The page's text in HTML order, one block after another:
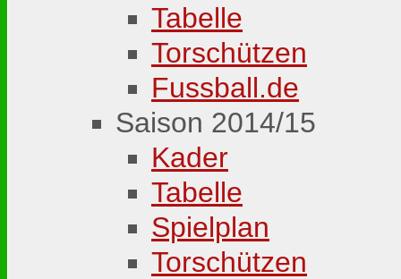
Tabelle
Torschützen
Fussball.de
Saison 2014/15
Kader
Tabelle
Spielplan
Torschützen